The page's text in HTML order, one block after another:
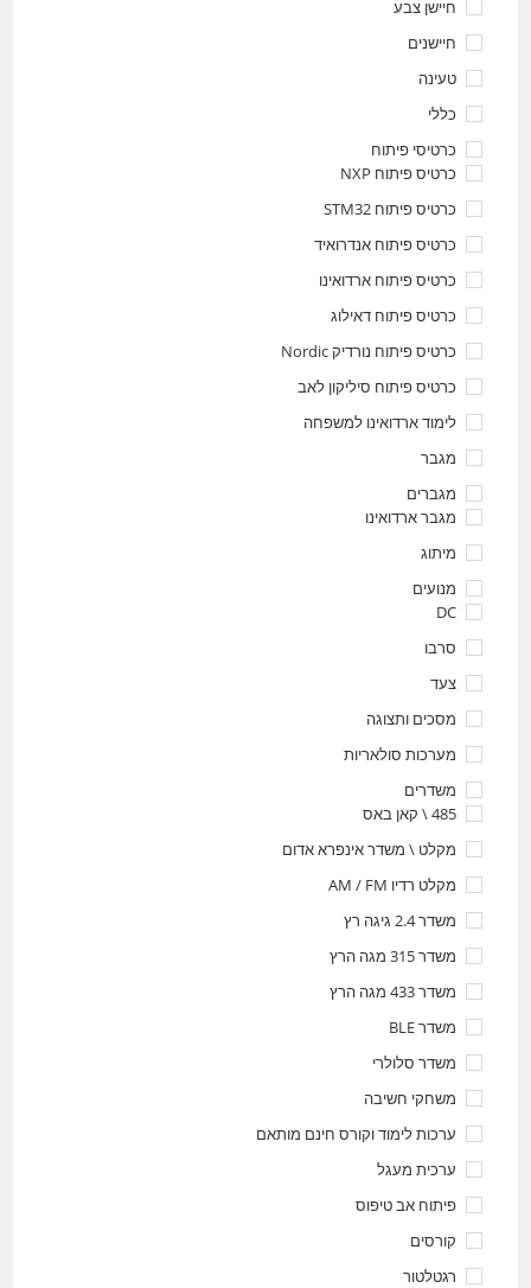
חיישן צבע
חיישנים
טעינה
כללי
כרטיסי פיתוח
כרטיס פיתוח NXP
כרטיס פיתוח STM32
כרטיס פיתוח אנדרואיד
כרטיס פיתוח ארדואינו
כרטיס פיתוח דאילוג
כרטיס פיתוח נורדיק Nordic
כרטיס פיתוח סיליקון לאב
לימוד ארדואינו למשפחה
מגבר
מגברים
מגבר ארדואינו
מיתוג
מנועים
DC
סרבו
צעד
מסכים ותצוגה
מערכות סולאריות
משדרים
485 \ קאן באס
מקלט \ משדר אינפרא אדום
מקלט רדיו AM / FM
משדר 2.4 גיגה רץ
משדר 315 מגה הרץ
משדר 433 מגה הרץ
משדר BLE
משדר סלולרי
משחקי חשיבה
ערכות לימוד וקורס חינם מותאם
ערכית מעגל
פיתוח אב טיפוס
קורסים
רגטלטור